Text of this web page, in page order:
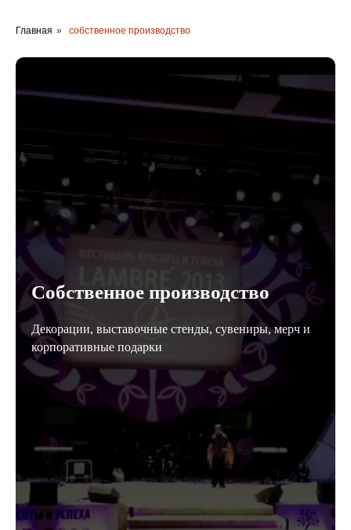
Главная » собственное производство
Собственное производство
Декорации, выставочные стенды, сувениры, мерч и
корпоративные подарки